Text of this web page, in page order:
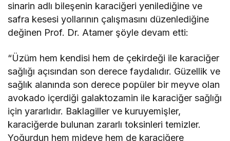
sinarin adlı bileşenin karaciğeri yenilediğine ve
safra kesesi yollarının çalışmasını düzenlediğine
değinen Prof. Dr. Atamer şöyle devam etti:
“Üzüm hem kendisi hem de çekirdeği ile karaciğer
sağlığı açısından son derece faydalıdır. Güzellik ve
sağlık alanında son derece popüler bir meyve olan
avokado içerdiği galaktozamin ile karaciğer sağlığı
için yararlıdır. Baklagiller ve kuruyemişler,
karaciğerde bulunan zararlı toksinleri temizler.
Yoğurdun hem mideye hem de karaciğere